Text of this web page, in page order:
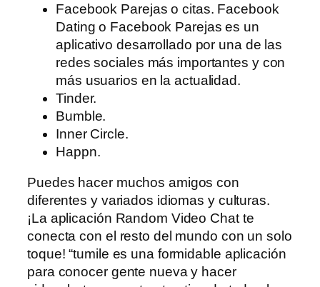
Facebook Parejas o citas. Facebook
Dating o Facebook Parejas es un
aplicativo desarrollado por una de las
redes sociales más importantes y con
más usuarios en la actualidad.
Tinder.
Bumble.
Inner Circle.
Happn.
Puedes hacer muchos amigos con
diferentes y variados idiomas y culturas.
¡La aplicación Random Video Chat te
conecta con el resto del mundo con un solo
toque! “tumile es una formidable aplicación
para conocer gente nueva y hacer